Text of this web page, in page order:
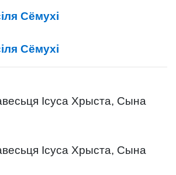
Сёмухі
Сёмухі
Ісуса Хрыста, Сына
Ісуса Хрыста, Сына